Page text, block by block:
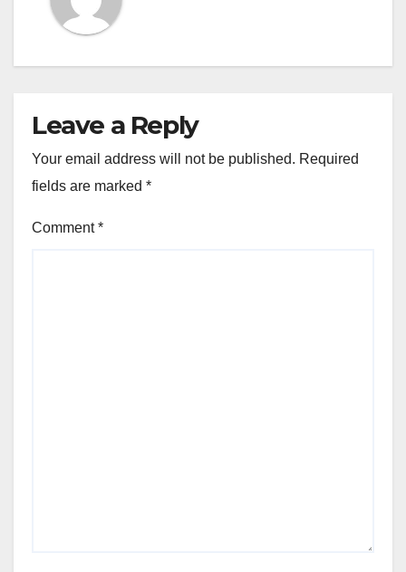
Leave a Reply
Your email address will not be published. Required
fields are marked *
Comment*